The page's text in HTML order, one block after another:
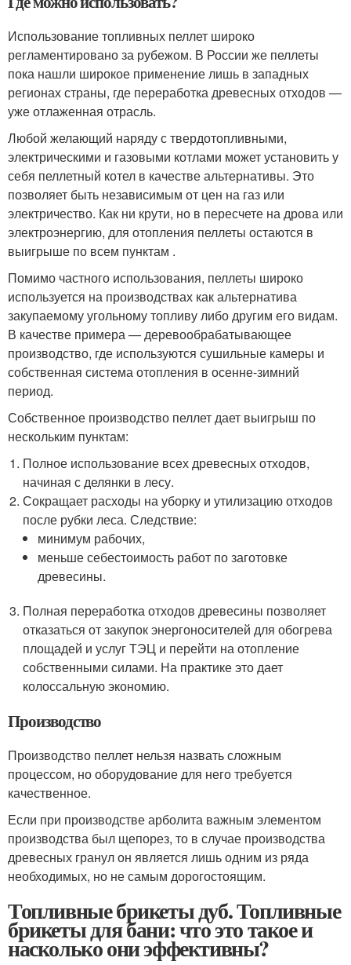
Использование топливных пеллет широко
регламентировано за рубежом. В России же пеллеты
пока нашли широкое применение лишь в западных
регионах страны, где переработка древесных отходов —
уже отлаженная отрасль.
Любой желающий наряду с твердотопливными,
электрическими и газовыми котлами может установить у
себя пеллетный котел в качестве альтернативы. Это
позволяет быть независимым от цен на газ или
электричество. Как ни крути, но в пересчете на дрова или
электроэнергию, для отопления пеллеты остаются в
выигрыше по всем пунктам .
Помимо частного использования, пеллеты широко
используется на производствах как альтернатива
закупаемому угольному топливу либо другим его видам.
В качестве примера — деревообрабатывающее
производство, где используются сушильные камеры и
собственная система отопления в осенне-зимний
период.
Собственное производство пеллет дает выигрыш по
нескольким пунктам:
Полное использование всех древесных отходов,
начиная с делянки в лесу.
Сокращает расходы на уборку и утилизацию отходов
после рубки леса. Следствие:
минимум рабочих,
меньше себестоимость работ по заготовке
древесины.
Полная переработка отходов древесины позволяет
отказаться от закупок энергоносителей для обогрева
площадей и услуг ТЭЦ и перейти на отопление
собственными силами. На практике это дает
колоссальную экономию.
Производство
Производство пеллет нельзя назвать сложным
процессом, но оборудование для него требуется
качественное.
Если при производстве арболита важным элементом
производства был щепорез, то в случае производства
древесных гранул он является лишь одним из ряда
необходимых, но не самым дорогостоящим.
Топливные брикеты дуб. Топливные
брикеты для бани: что это такое и
насколько они эффективны?